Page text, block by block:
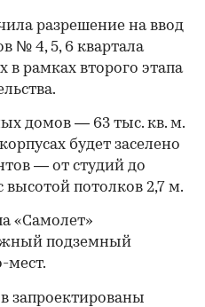
разрешение на ввод
№ 4, 5, 6 квартала
в рамках второго этапа
домов — 63 тыс. кв. м.
будет заселено
— от студий до
потолков 2,7 м.
«Самолет»
подземный
мест.
запроектированы